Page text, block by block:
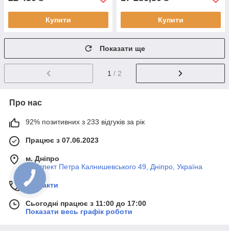
Купити Купити
Показати ще
1 / 2
Про нас
92% позитивних з 233 відгуків за рік
Працює з 07.06.2023
м. Дніпро
Проспект Петра Калнишевського 49, Дніпро, Україна
Контакти
Сьогодні працює з 11:00 до 17:00
Показати весь графік роботи